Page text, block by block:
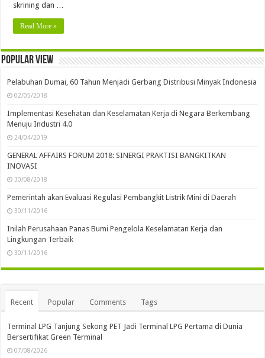
skrining dan …
Read More »
Popular view
Pelabuhan Dumai, 60 Tahun Menjadi Gerbang Distribusi Minyak Indonesia
02/05/2018
Implementasi Kesehatan dan Keselamatan Kerja di Negara Berkembang
Menuju Industri 4.0
24/04/2019
GENERAL AFFAIRS FORUM 2018: SINERGI PRAKTISI BANGKITKAN
INOVASI
30/08/2018
Pemerintah akan Evaluasi Regulasi Pembangkit Listrik Mini di Daerah
30/11/2016
Inilah Perusahaan Panas Bumi Pengelola Keselamatan Kerja dan
Lingkungan Terbaik
30/11/2016
Recent Popular Comments Tags
Terminal LPG Tanjung Sekong PET Jadi Terminal LPG Pertama di Dunia
Bersertifikat Green Terminal
07/08/2026